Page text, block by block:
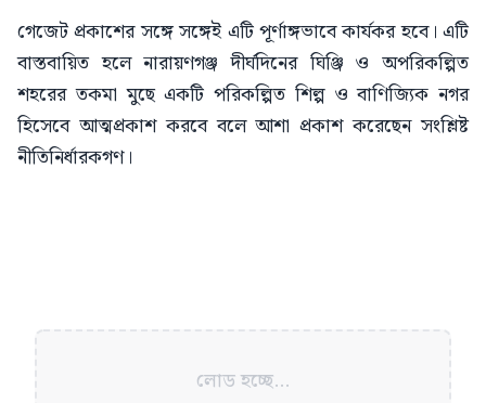
গেজেট প্রকাশের সঙ্গে সঙ্গেই এটি পূর্ণাঙ্গভাবে কার্যকর হবে। এটি
বাস্তবায়িত হলে নারায়ণগঞ্জ দীর্ঘদিনের ঘিঞ্জি ও অপরিকল্পিত
শহরের তকমা মুছে একটি পরিকল্পিত শিল্প ও বাণিজ্যিক নগর
হিসেবে আত্মপ্রকাশ করবে বলে আশা প্রকাশ করেছেন সংশ্লিষ্ট
নীতিনির্ধারকগণ।
লোড হচ্ছে...